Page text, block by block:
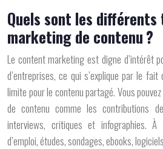
Quels sont les différents
marketing de contenu ?
Le content marketing est digne d’intérêt
d’entreprises, ce qui s’explique par le fait
limite pour le contenu partagé. Vous
de contenu comme les contributions
interviews, critiques et infographies. À
d’emploi, études, sondages, ebooks,